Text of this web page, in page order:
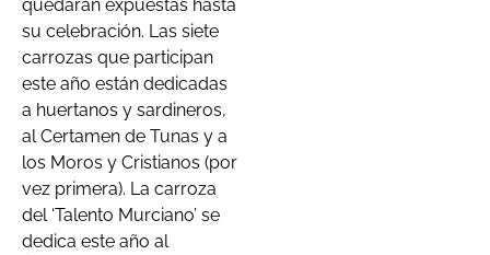
quedarán expuestas hasta
su celebración. Las siete
carrozas que participan
este año están dedicadas
a huertanos y sardineros,
al Certamen de Tunas y a
los Moros y Cristianos (por
vez primera). La carroza
del ‘Talento Murciano’ se
dedica este año al